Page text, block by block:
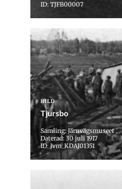
ID: TJFB00007
BILD
Tjursbo
Samling: Järnvägsmuseet
Daterad: 30 juli 1917
ID: Jvm_KDAJ01351